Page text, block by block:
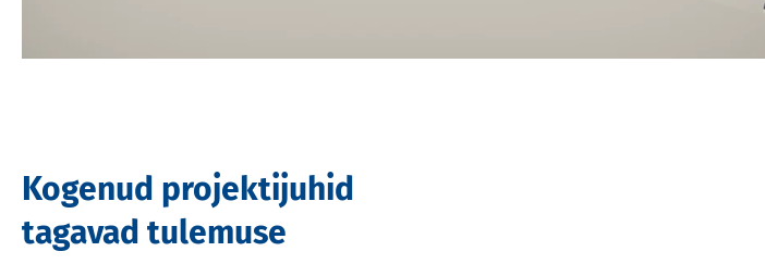
Kogenud projektijuhid
tagavad tulemuse